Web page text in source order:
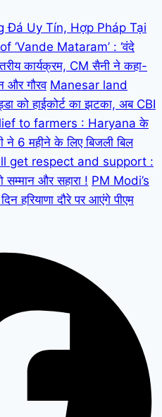
Đá Uy Tín, Hợp Pháp Tại
‘Vande Mataram’ : ‘वंदे
कार्यक्रम, CM सैनी ने कहा-
और गौरव Manesar land
को हाईकोर्ट का झटका, अब CBI
to farmers : Haryana के
ने 6 महीने के लिए बिजली बिल
get respect and support :
सम्मान और सहारा ! PM Modi’s
दौरे पर आएंगे पीएम